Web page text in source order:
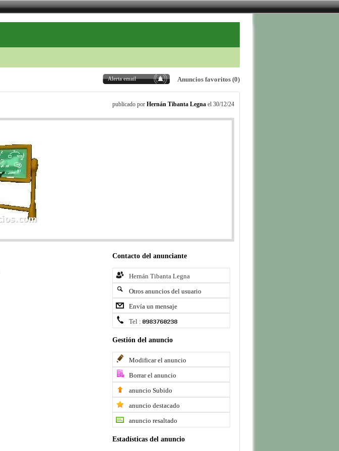
Alerta email Anuncios favoritos (0)
publicado por Hernán Tibanta Legna el 30/12/24
Contacto del anunciante
Hernán Tibanta Legna
Otros anuncios del usuario
Envía un mensaje
Tel :
Gestión del anuncio
Modificar el anuncio
Borrar el anuncio
anuncio Subido
anuncio destacado
anuncio resaltado
Estadísticas del anuncio